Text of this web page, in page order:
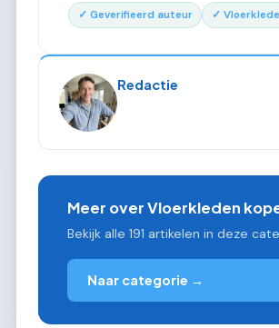
✓ Geverifieerd auteur ✓
Redactie
Meer over Vloerkleden
Bekijk alle 191 artikelen in deze
Naar categorie →